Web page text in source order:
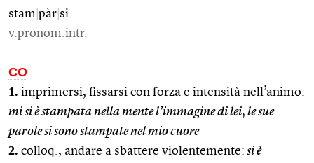
stam pàr si
v.pronom.intr.
CO
1. imprimersi, fissarsi con forza e intensità nell’animo:
mi si è stampata nella mente l’immagine di lei, le sue
parole si sono stampate nel mio cuore
2. colloq., andare a sbattere violentemente: si è